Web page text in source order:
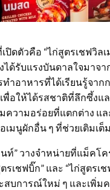
ปิดตัวคือ “ไก่สูตรเชฟวิ
ด้รับแรงบันดาลใจมาจ
ำอาหารที่ได้เรียนรู้จาก
พื่อให้ได้รสชาติที่ลึกซึ้ง
ความอร่อยที่แตกต่าง
มนูผักอื่น ๆ ที่ช่วยเติมเต็
นท์” วางจำหน่ายที่แม็คโ
รเชฟบิ๊ก” และ “ไก่สูตร
สบการณ์ใหม่ ๆ และเพิ่